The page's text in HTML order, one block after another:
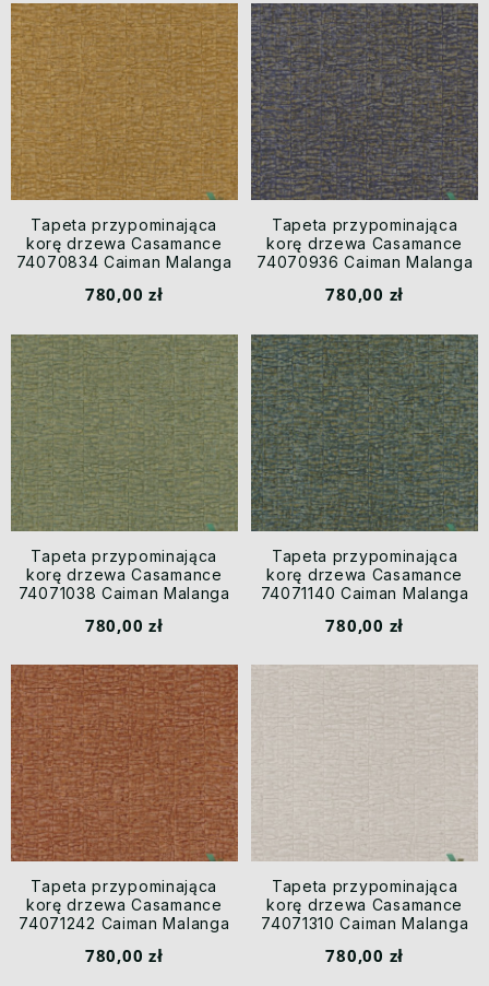
Tapeta przypominająca
korę drzewa Casamance
74070834 Caiman Malanga
780,00 zł
Tapeta przypominająca
korę drzewa Casamance
74070936 Caiman Malanga
780,00 zł
Tapeta przypominająca
korę drzewa Casamance
74071038 Caiman Malanga
780,00 zł
Tapeta przypominająca
korę drzewa Casamance
74071140 Caiman Malanga
780,00 zł
Tapeta przypominająca
korę drzewa Casamance
74071242 Caiman Malanga
780,00 zł
Tapeta przypominająca
korę drzewa Casamance
74071310 Caiman Malanga
780,00 zł